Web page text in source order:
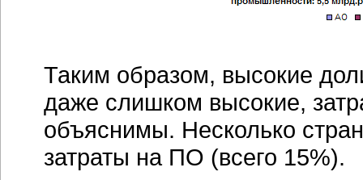
Таким образом, высокие
даже слишком высокие,
объяснимы. Несколько
затраты на ПО (всего 15%).